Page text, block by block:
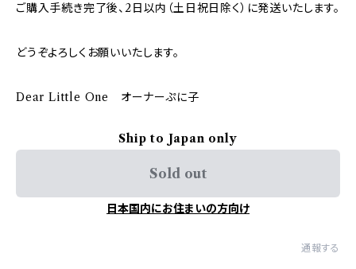
ご購入手続き完了後、2日以内（土日祝日除く）に発送いたします。
どうぞよろしくお願いいたします。
Dear Little One オーナーぷに子
Ship to Japan only
Sold out
日本国内にお住まいの方向け
通報する